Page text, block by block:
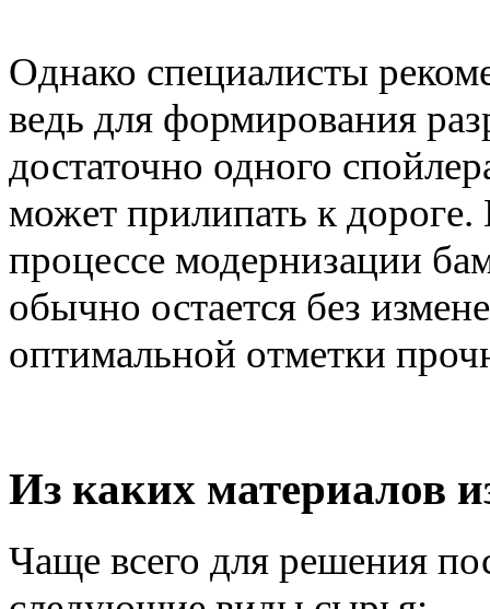
Однако специалисты
ведь для формирования
достаточно одного
может прилипать к дороге.
процессе модернизации
обычно остается без
оптимальной отметки
Из каких материалов
Чаще всего для решения